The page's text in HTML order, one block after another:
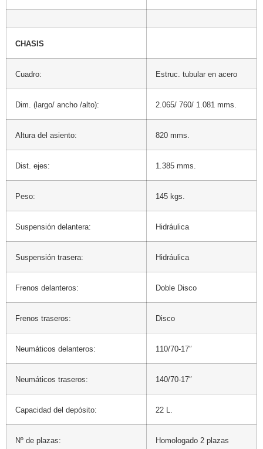
CHASIS
Cuadro: Estruc. tubular en acero
Dim. (largo/ ancho /alto): 2.065/ 760/ 1.081 mms.
Altura del asiento: 820 mms.
Dist. ejes: 1.385 mms.
Peso: 145 kgs.
Suspensión delantera: Hidráulica
Suspensión trasera: Hidráulica
Frenos delanteros: Doble Disco
Frenos traseros: Disco
Neumáticos delanteros: 110/70-17″
Neumáticos traseros: 140/70-17″
Capacidad del depósito: 22 L.
Nº de plazas: Homologado 2 plazas